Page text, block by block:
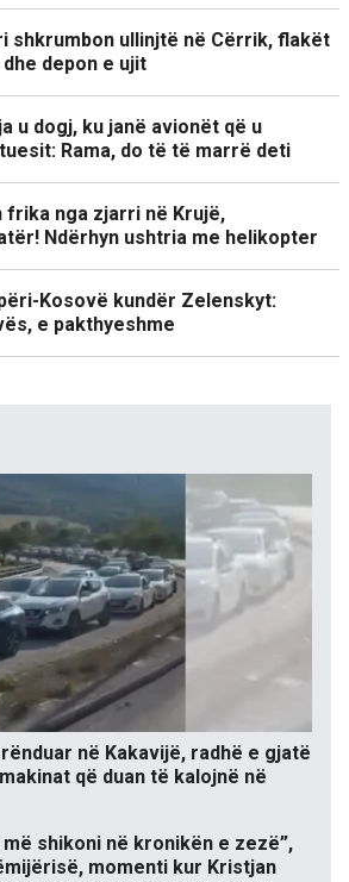
shkrumbon ullinjtë në Cërrik, flakët
depon e ujit
u dogj, ku janë avionët që u
Rama, do të të marrë deti
frika nga zjarri në Krujë,
Ndërhyn ushtria me helikopter
Kosovë kundër Zelenskyt:
e pakthyeshme
në Kakavijë, radhë e gjatë
që duan të kalojnë në
shikoni në kronikën e zezë”,
momenti kur Kristjan